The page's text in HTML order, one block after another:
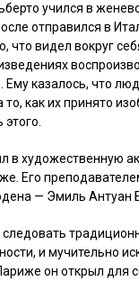
учился в
отправился в
что видел вокруг
Ему казалось, что
как их принято
этого.
в художественную
Его
— Эмиль Антуан
и мучительно
он открыл для